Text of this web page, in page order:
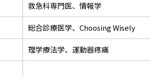
救急科専門医、情報学
総合診療医学、Choosing Wisely
理学療法学、運動器疼痛